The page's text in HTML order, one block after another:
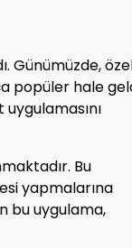
Günümüzde,
popüler hale
Bu
yapmalarına
bu uygulama,